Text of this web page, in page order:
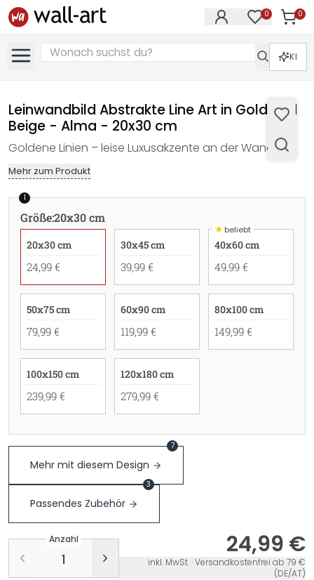
0 0
KI
Leinwandbild Abstrakte Line Art in Gold und
Beige - Alma - 20x30 cm
Goldene Linien – leise Luxusakzente an der Wand
Mehr zum Produkt
1
Größe:20x30 cm
20x30 cm
24,99 €
30x45 cm
39,99 €
★beliebt
40x60 cm
49,99 €
50x75 cm
79,99 €
60x90 cm
119,99 €
80x100 cm
149,99 €
100x150 cm
239,99 €
120x180 cm
279,99 €
Mehr mit diesem Design
7
Passendes Zubehör
3
Anzahl 24,99 €
inkl. MwSt. · Versandkostenfrei ab 79 €
(DE/AT)